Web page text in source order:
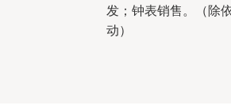
发；钟表销售。（除
动）